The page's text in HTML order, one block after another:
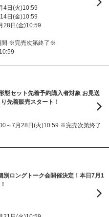
4日(火)10:59
日(金)10:59
28日(金)10:59
間 ※完売次第終了※
セット先着予約購入者対象 お見送
先着販売スタート！
～7月28日(火)10:59 ※完売次第終了
ロングトーク会開催決定！本日7月1